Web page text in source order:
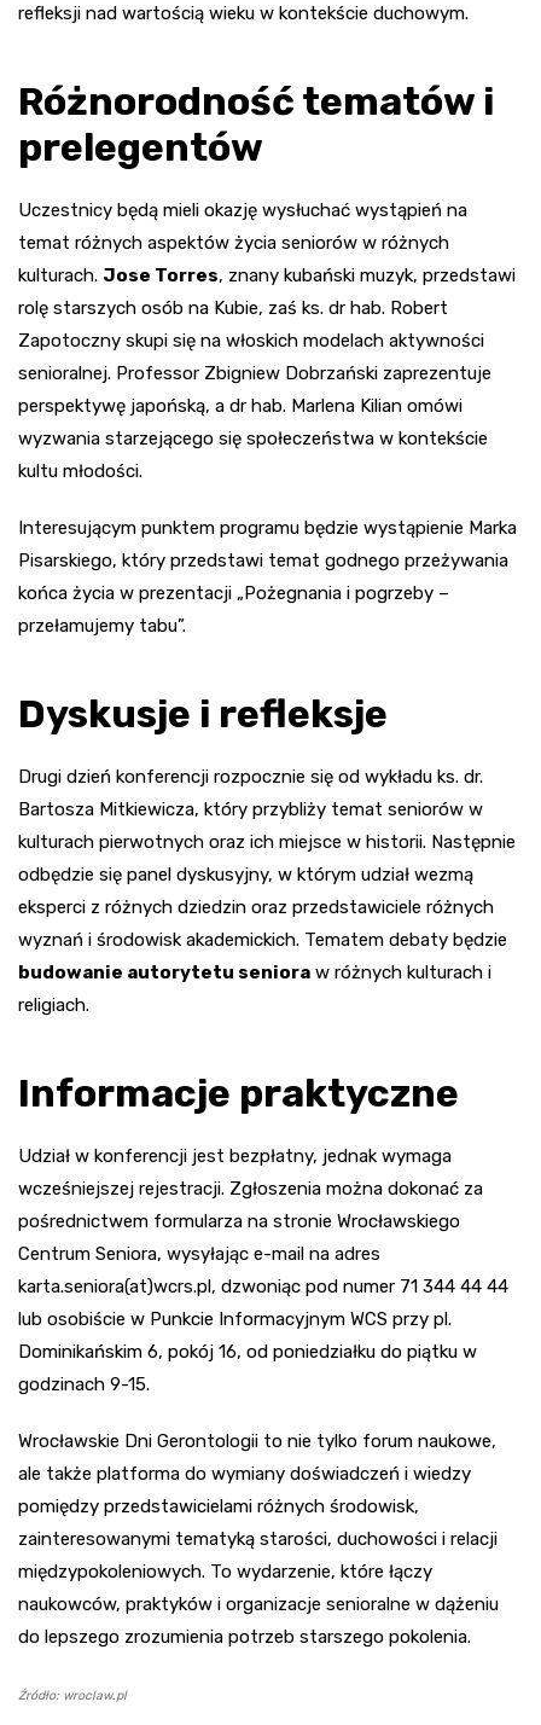
refleksji nad wartością wieku w kontekście duchowym.
Różnorodność tematów i
prelegentów
Uczestnicy będą mieli okazję wysłuchać wystąpień na
temat różnych aspektów życia seniorów w różnych
kulturach. Jose Torres, znany kubański muzyk, przedstawi
rolę starszych osób na Kubie, zaś ks. dr hab. Robert
Zapotoczny skupi się na włoskich modelach aktywności
senioralnej. Professor Zbigniew Dobrzański zaprezentuje
perspektywę japońską, a dr hab. Marlena Kilian omówi
wyzwania starzejącego się społeczeństwa w kontekście
kultu młodości.
Interesującym punktem programu będzie wystąpienie Marka
Pisarskiego, który przedstawi temat godnego przeżywania
końca życia w prezentacji „Pożegnania i pogrzeby –
przełamujemy tabu”.
Dyskusje i refleksje
Drugi dzień konferencji rozpocznie się od wykładu ks. dr.
Bartosza Mitkiewicza, który przybliży temat seniorów w
kulturach pierwotnych oraz ich miejsce w historii. Następnie
odbędzie się panel dyskusyjny, w którym udział wezmą
eksperci z różnych dziedzin oraz przedstawiciele różnych
wyznań i środowisk akademickich. Tematem debaty będzie
budowanie autorytetu seniora w różnych kulturach i
religiach.
Informacje praktyczne
Udział w konferencji jest bezpłatny, jednak wymaga
wcześniejszej rejestracji. Zgłoszenia można dokonać za
pośrednictwem formularza na stronie Wrocławskiego
Centrum Seniora, wysyłając e-mail na adres
karta.seniora(at)wcrs.pl, dzwoniąc pod numer 71 344 44 44
lub osobiście w Punkcie Informacyjnym WCS przy pl.
Dominikańskim 6, pokój 16, od poniedziałku do piątku w
godzinach 9-15.
Wrocławskie Dni Gerontologii to nie tylko forum naukowe,
ale także platforma do wymiany doświadczeń i wiedzy
pomiędzy przedstawicielami różnych środowisk,
zainteresowanymi tematyką starości, duchowości i relacji
międzypokoleniowych. To wydarzenie, które łączy
naukowców, praktyków i organizacje senioralne w dążeniu
do lepszego zrozumienia potrzeb starszego pokolenia.
Źródło: wroclaw.pl